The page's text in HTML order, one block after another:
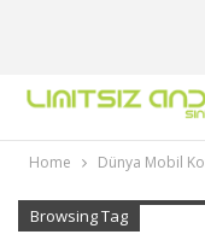
Home Dünya Mobil
Browsing Tag